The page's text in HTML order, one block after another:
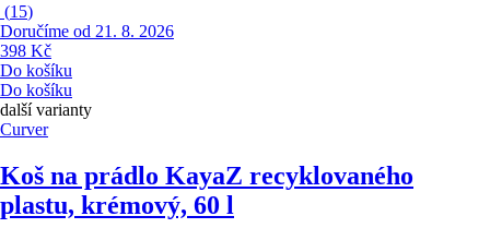
(15)
Doručíme od 21. 8. 2026
398 Kč
Do košíku
Do košíku
další varianty
Curver
Koš na prádlo KayaZ recyklovaného
plastu, krémový, 60 l